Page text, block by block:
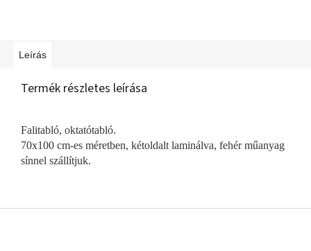
Leírás
Termék részletes leírása
Falitabló, oktatótabló.
70x100 cm-es méretben, kétoldalt laminálva, fehér műanyag
sínnel szállítjuk.
L